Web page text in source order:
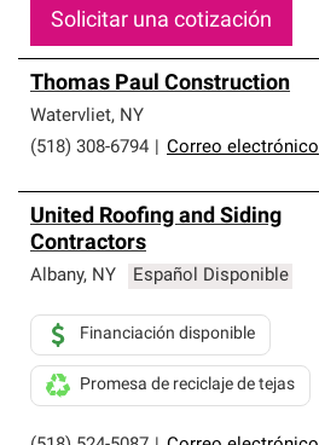
Solicitar una cotización
Thomas Paul Construction
Watervliet, NY
(518) 308-6794
Correo electrónico
United Roofing and Siding
Contractors
Albany, NY Español Disponible
Financiación disponible
Promesa de reciclaje de tejas